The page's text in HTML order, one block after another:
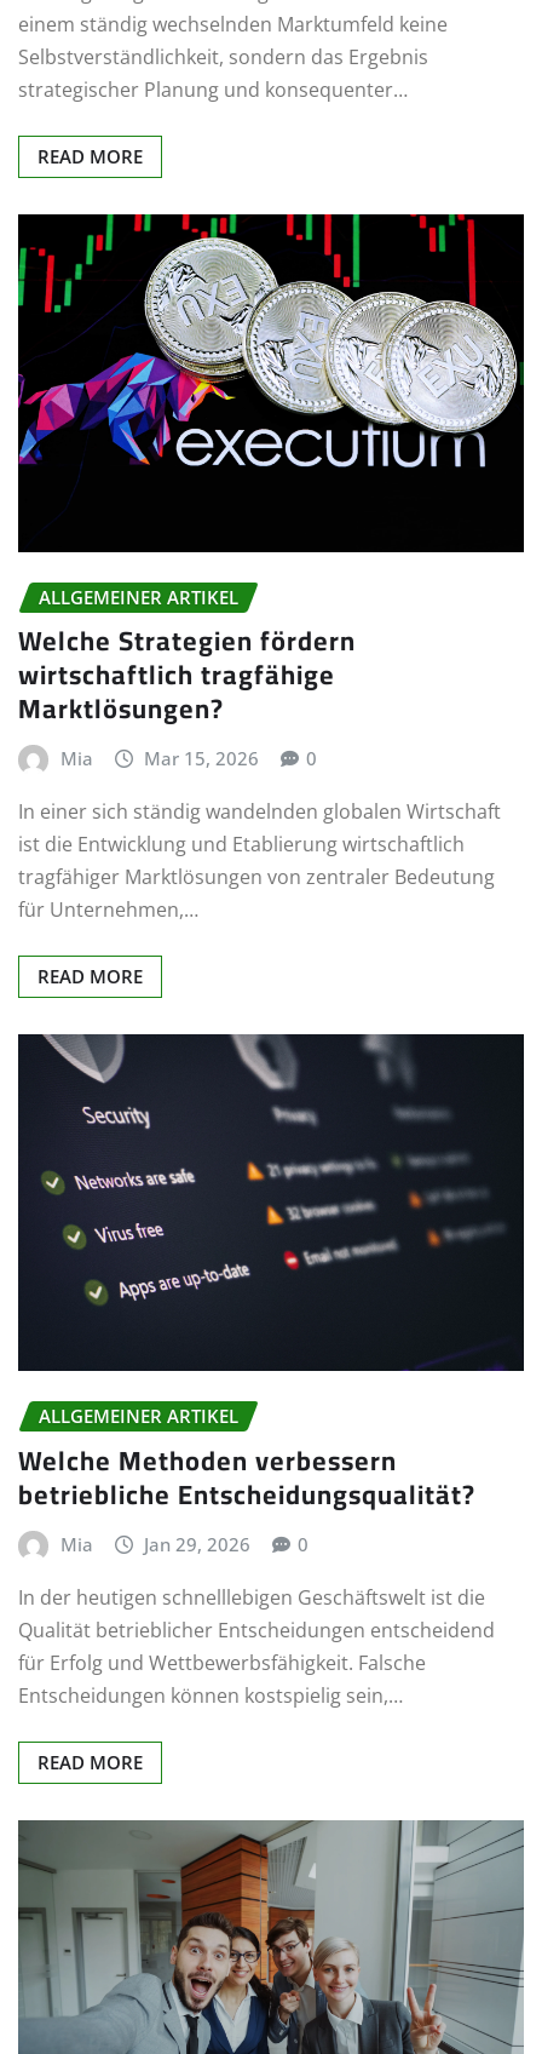
einem ständig wechselnden Marktumfeld keine
Selbstverständlichkeit, sondern das Ergebnis
strategischer Planung und konsequenter…
READ MORE
ALLGEMEINER ARTIKEL
Welche Strategien fördern
wirtschaftlich tragfähige
Marktlösungen?
Mia Mar 15, 2026 0
In einer sich ständig wandelnden globalen Wirtschaft
ist die Entwicklung und Etablierung wirtschaftlich
tragfähiger Marktlösungen von zentraler Bedeutung
für Unternehmen,…
READ MORE
ALLGEMEINER ARTIKEL
Welche Methoden verbessern
betriebliche Entscheidungsqualität?
Mia Jan 29, 2026 0
In der heutigen schnelllebigen Geschäftswelt ist die
Qualität betrieblicher Entscheidungen entscheidend
für Erfolg und Wettbewerbsfähigkeit. Falsche
Entscheidungen können kostspielig sein,…
READ MORE